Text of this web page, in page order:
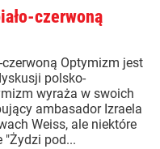
czerwoną
Optymizm jest
polsko-
wyraża w swoich
ambasador Izraela
Weiss, ale niektóre
"Żydzi pod...